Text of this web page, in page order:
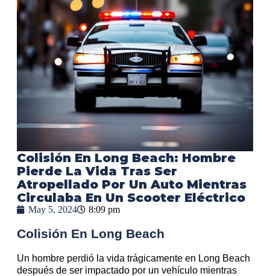
Colisión En Long Beach: Hombre
Pierde La Vida Tras Ser
Atropellado Por Un Auto Mientras
Circulaba En Un Scooter Eléctrico
May 5, 2024 8:09 pm
Colisión En Long Beach
Un hombre perdió la vida trágicamente en Long Beach
después de ser impactado por un vehículo mientras